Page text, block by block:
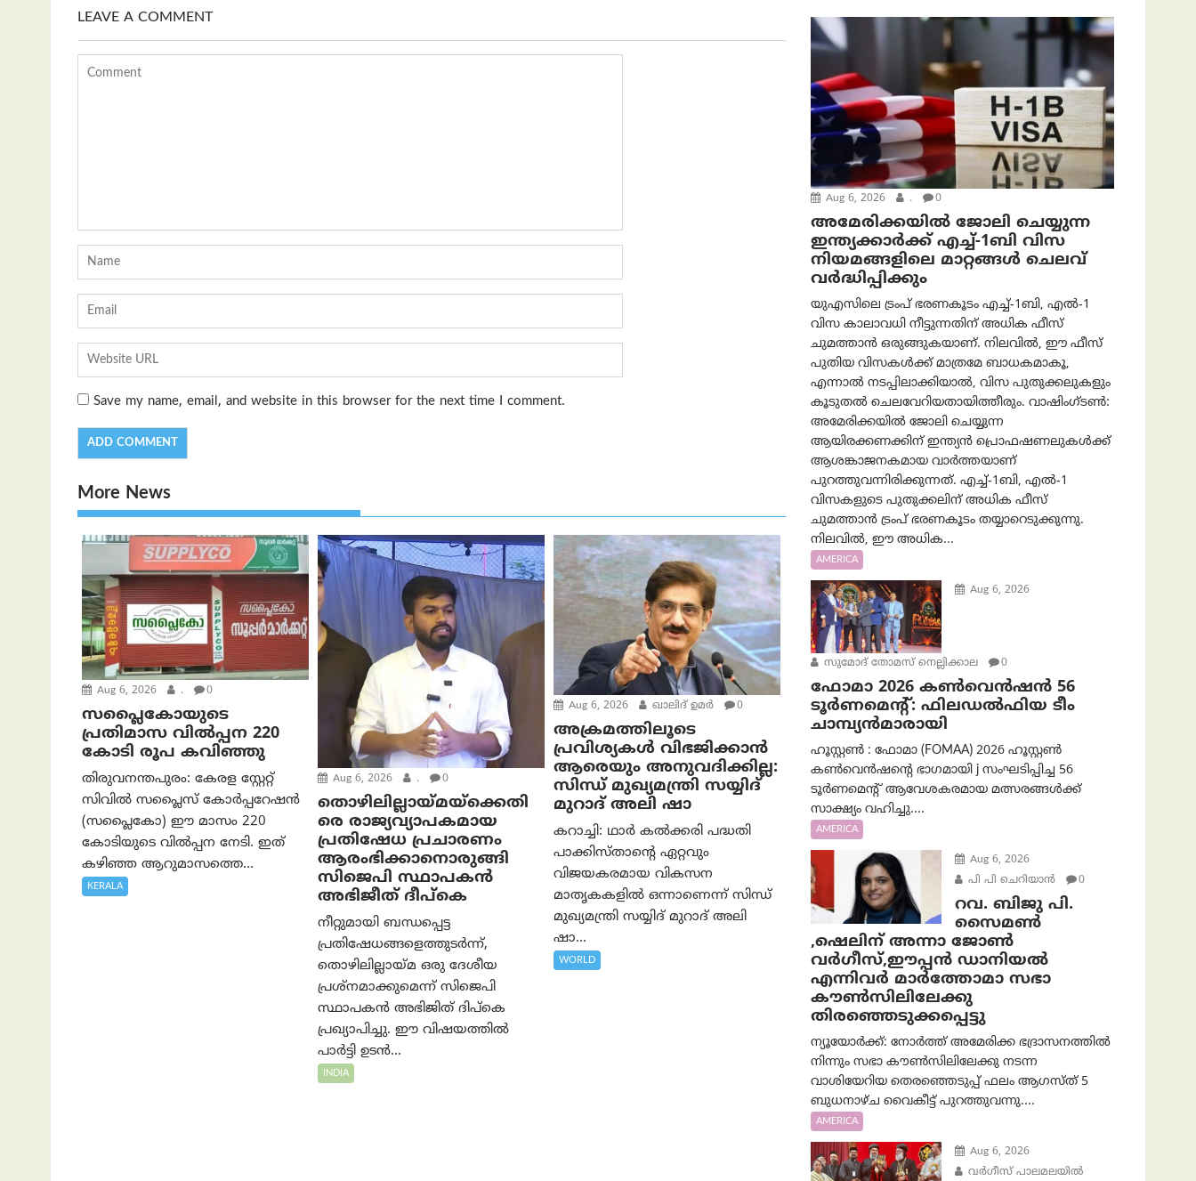
LEAVE A COMMENT
Save my name, email, and website in this browser for the next time I comment.
More News
Aug 6, 2026 . 0
സപ്ലൈകോയുടെ
പ്രതിമാസ വിൽപ്പന 220
കോടി രൂപ കവിഞ്ഞു
തിരുവനന്തപുരം: കേരള സ്റ്റേറ്റ്
സിവിൽ സപ്ലൈസ് കോർപ്പറേഷൻ
(സപ്ലൈകോ) ഈ മാസം 220
കോടിയുടെ വിൽപ്പന നേടി. ഇത്
കഴിഞ്ഞ ആറുമാസത്തെ...
KERALA
Aug 6, 2026 . 0
തൊഴിലില്ലായ്മയ്ക്കെതി
രെ രാജ്യവ്യാപകമായ
പ്രതിഷേധ പ്രചാരണം
ആരംഭിക്കാനൊരുങ്ങി
സിജെപി സ്ഥാപകന്‍
അഭിജീത് ദീപ്കെ
നീറ്റുമായി ബന്ധപ്പെട്ട
പ്രതിഷേധങ്ങളെത്തുടർന്ന്,
തൊഴിലില്ലായ്മ ഒരു ദേശീയ
പ്രശ്നമാക്കുമെന്ന് സിജെപി
സ്ഥാപകൻ അഭിജിത് ദിപ്കെ
പ്രഖ്യാപിച്ചു. ഈ വിഷയത്തിൽ
പാർട്ടി ഉടൻ...
INDIA
Aug 6, 2026 ഖാലിദ് ഉമര്‍ 0
അക്രമത്തിലൂടെ
പ്രവിശ്യകൾ വിഭജിക്കാൻ
ആരെയും അനുവദിക്കില്ല:
സിന്ധ് മുഖ്യമന്ത്രി സയ്യിദ്
മുറാദ് അലി ഷാ
കറാച്ചി: ഥാർ കൽക്കരി പദ്ധതി
പാക്കിസ്താന്റെ ഏറ്റവും
വിജയകരമായ വികസന
മാതൃകകളിൽ ഒന്നാണെന്ന് സിന്ധ്
മുഖ്യമന്ത്രി സയ്യിദ് മുറാദ് അലി
ഷാ...
WORLD
Aug 6, 2026 . 0
അമേരിക്കയില്‍ ജോലി ചെയ്യുന്ന
ഇന്ത്യക്കാർക്ക് എച്ച്-1ബി വിസ
നിയമങ്ങളിലെ മാറ്റങ്ങൾ ചെലവ്
വർദ്ധിപ്പിക്കും
യുഎസിലെ ട്രംപ് ഭരണകൂടം എച്ച്-1ബി, എൽ-1
വിസ കാലാവധി നീട്ടുന്നതിന് അധിക ഫീസ്
ചുമത്താൻ ഒരുങ്ങുകയാണ്. നിലവിൽ, ഈ ഫീസ്
പുതിയ വിസകൾക്ക് മാത്രമേ ബാധകമാകൂ,
എന്നാൽ നടപ്പിലാക്കിയാൽ, വിസ പുതുക്കലുകളും
കൂടുതൽ ചെലവേറിയതായിത്തീരും. വാഷിംഗ്ടണ്‍:
അമേരിക്കയില്‍ ജോലി ചെയ്യുന്ന
ആയിരക്കണക്കിന് ഇന്ത്യൻ പ്രൊഫഷണലുകൾക്ക്
ആശങ്കാജനകമായ വാർത്തയാണ്
പുറത്തുവന്നിരിക്കുന്നത്. എച്ച്-1ബി, എൽ-1
വിസകളുടെ പുതുക്കലിന് അധിക ഫീസ്
ചുമത്താൻ ട്രംപ് ഭരണകൂടം തയ്യാറെടുക്കുന്നു.
നിലവിൽ, ഈ അധിക...
AMERICA
Aug 6, 2026
സുമോദ് തോമസ് നെല്ലിക്കാല 0
ഫോമാ 2026 കൺവെൻഷൻ 56
ടൂർണമെന്റ്: ഫിലഡൽഫിയ ടീം
ചാമ്പ്യൻമാരായി
ഹൂസ്റ്റൺ : ഫോമാ (FOMAA) 2026 ഹൂസ്റ്റൺ
കൺവെൻഷന്റെ ഭാഗമായി j സംഘടിപ്പിച്ച 56
ടൂർണമെന്റ് ആവേശകരമായ മത്സരങ്ങൾക്ക്
സാക്ഷ്യം വഹിച്ചു....
AMERICA
Aug 6, 2026
പി പി ചെറിയാൻ
0
റവ. ബിജു പി.
സൈമൺ
,ഷെലിന് അന്നാ ജോൺ
വർഗീസ്,ഈപ്പൻ ഡാനിയൽ
എന്നിവർ മാർത്തോമാ സഭാ
കൗൺസിലിലേക്കു
തിരഞ്ഞെടുക്കപ്പെട്ടു
ന്യൂയോർക്ക്: നോർത്ത് അമേരിക്ക ഭദ്രാസനത്തിൽ
നിന്നും സഭാ കൗൺസിലിലേക്കു നടന്ന
വാശിയേറിയ തെരഞ്ഞെടുപ്പ് ഫലം ആഗസ്ത് 5
ബുധനാഴ്ച വൈകീട്ട് പുറത്തുവന്നു....
AMERICA
Aug 6, 2026
വര്‍ഗീസ് പാലമലയില്‍